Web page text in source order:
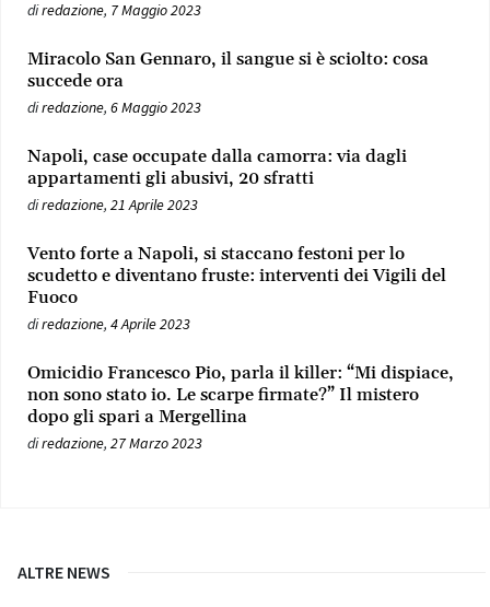
diredazione, 7 Maggio 2023
Miracolo San Gennaro, il sangue si è sciolto: cosa
succede ora
diredazione, 6 Maggio 2023
Napoli, case occupate dalla camorra: via dagli
appartamenti gli abusivi, 20 sfratti
diredazione, 21 Aprile 2023
Vento forte a Napoli, si staccano festoni per lo
scudetto e diventano fruste: interventi dei Vigili del
Fuoco
diredazione, 4 Aprile 2023
Omicidio Francesco Pio, parla il killer: “Mi dispiace,
non sono stato io. Le scarpe firmate?” Il mistero
dopo gli spari a Mergellina
diredazione, 27 Marzo 2023
ALTRE NEWS